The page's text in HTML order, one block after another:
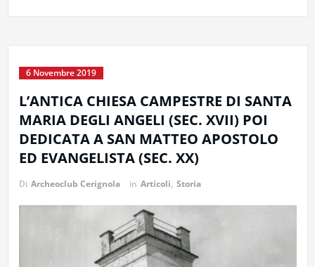
6 Novembre 2019
L’ANTICA CHIESA CAMPESTRE DI SANTA
MARIA DEGLI ANGELI (SEC. XVII) POI
DEDICATA A SAN MATTEO APOSTOLO
ED EVANGELISTA (SEC. XX)
Di Archeoclub Cerignola in Articoli, Storia